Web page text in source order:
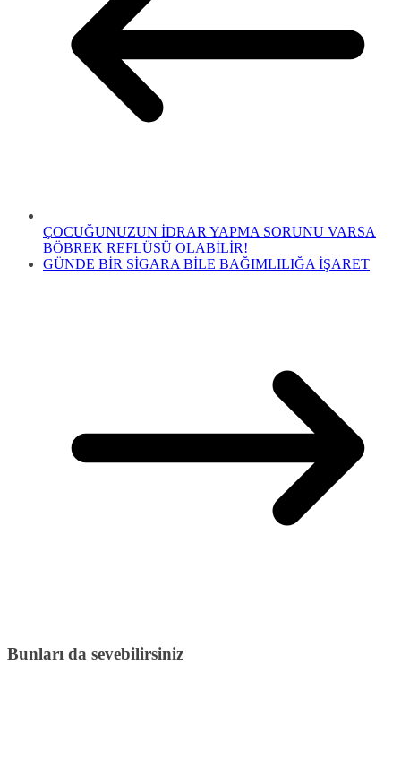
ÇOCUĞUNUZUN İDRAR YAPMA SORUNU VARSA
BÖBREK REFLÜSÜ OLABİLİR!
GÜNDE BİR SİGARA BİLE BAĞIMLILIĞA İŞARET
Bunları da sevebilirsiniz